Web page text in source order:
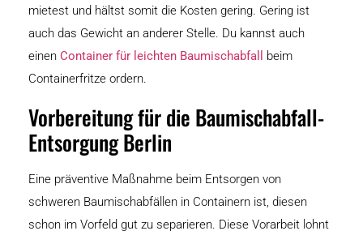
mietest und hältst somit die Kosten gering. Gering ist
auch das Gewicht an anderer Stelle. Du kannst auch
einen Container für leichten Baumischabfall
beim
Containerfritze ordern.
Vorbereitung für die Baumischabfall-
Entsorgung Berlin
Eine präventive Maßnahme beim Entsorgen von
schweren Baumischabfällen in Containern ist, diesen
schon im Vorfeld gut zu separieren. Diese Vorarbeit lohnt